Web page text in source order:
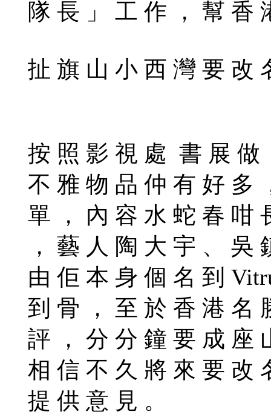
隊 長 」 工 作 ， 幫 香
扯 旗 山 小 西 灣 要 改
按 照 影 視 處 書 展
不 雅 物 品 仲 有 好 多
單 ， 內 容 水 蛇 春 咁
， 藝 人 陶 大 宇 、 吳
由 佢 本 身 個 名 到
到 骨 ， 至 於 香 港 名
評 ， 分 分 鐘 要 成 座
相 信 不 久 將 來 要 改
提 供 意 見 。